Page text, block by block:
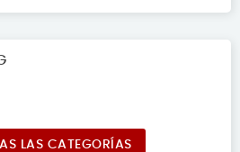
LAS CATEGORÍAS